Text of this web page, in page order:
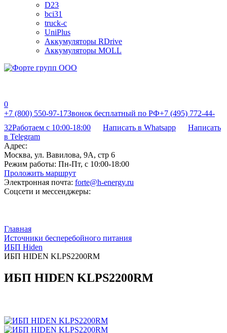
D23
bci31
truck-c
UniPlus
Аккумуляторы RDrive
Аккумуляторы MOLL
0
+7 (800) 550-97-17Звонок бесплатный по РФ+7 (495) 772-44-
32Работаем с 10:00-18:00 Написать в Whatsapp
Написать
в Telegram
Адрес:
Москва, ул. Вавилова, 9А, стр 6
Режим работы: Пн-Пт, с 10:00-18:00
Проложить маршрут
Электронная почта: forte@h-energy.ru
Соцсети и мессенджеры:
Главная
Источники бесперебойного питания
ИБП Hiden
ИБП HIDEN KLPS2200RM
ИБП HIDEN KLPS2200RM